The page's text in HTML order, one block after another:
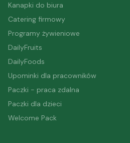
Kanapki do biura
Catering firmowy
Programy żywieniowe
DailyFruits
DailyFoods
Upominki dla pracowników
Paczki - praca zdalna
Paczki dla dzieci
Welcome Pack